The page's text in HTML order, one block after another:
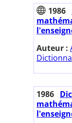
1986
Auteur :
1986